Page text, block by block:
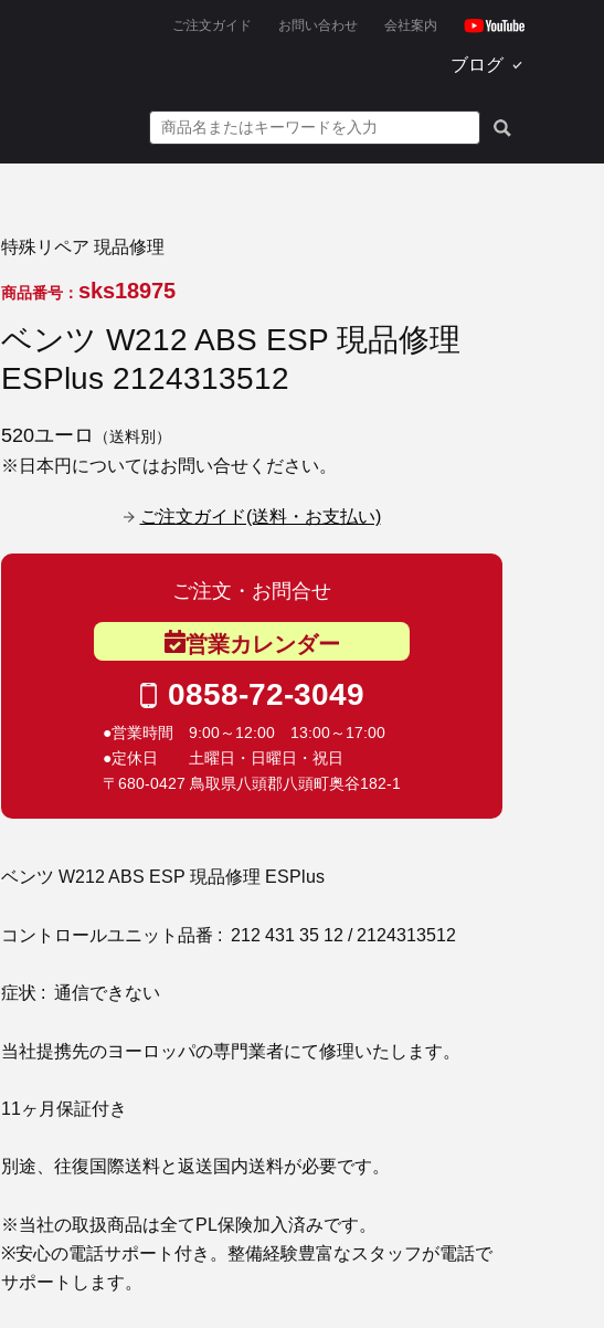
ご注文ガイド お問い合わせ 会社案内
ブログ
特殊リペア 現品修理
商品番号： sks18975
ベンツ W212 ABS ESP 現品修理
ESPlus 2124313512
520ユーロ （送料別）
※日本円についてはお問い合せください。
ご注文ガイド(送料・お支払い)
ご注文・お問合せ
営業カレンダー
0858-72-3049
●営業時間 9:00～12:00 13:00～17:00
●定休日 土曜日・日曜日・祝日
〒680-0427 鳥取県八頭郡八頭町奥谷182-1
ベンツ W212 ABS ESP 現品修理 ESPlus
コントロールユニット品番 : 212 431 35 12 / 2124313512
症状 : 通信できない
当社提携先のヨーロッパの専門業者にて修理いたします。
11ヶ月保証付き
別途、往復国際送料と返送国内送料が必要です。
※当社の取扱商品は全てPL保険加入済みです。
※安心の電話サポート付き。整備経験豊富なスタッフが電話で
サポートします。